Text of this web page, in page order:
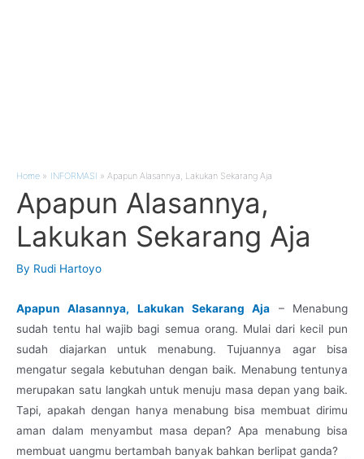
Home INFORMASI Apapun Alasannya, Lakukan Sekarang Aja
Apapun Alasannya,
Lakukan Sekarang Aja
By Rudi Hartoyo
Apapun Alasannya, Lakukan Sekarang Aja – Menabung
sudah tentu hal wajib bagi semua orang. Mulai dari kecil pun
sudah diajarkan untuk menabung. Tujuannya agar bisa
mengatur segala kebutuhan dengan baik. Menabung tentunya
merupakan satu langkah untuk menuju masa depan yang baik.
Tapi, apakah dengan hanya menabung bisa membuat dirimu
aman dalam menyambut masa depan? Apa menabung bisa
membuat uangmu bertambah banyak bahkan berlipat ganda?